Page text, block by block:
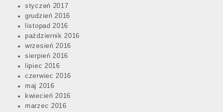
styczeń 2017
grudzień 2016
listopad 2016
październik 2016
wrzesień 2016
sierpień 2016
lipiec 2016
czerwiec 2016
maj 2016
kwiecień 2016
marzec 2016